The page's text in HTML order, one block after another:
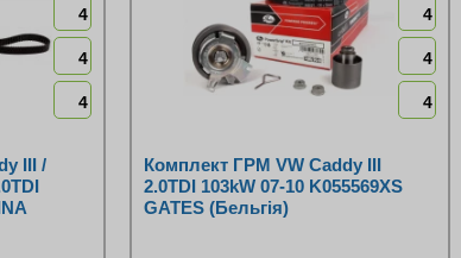
4
4
4
III /
4
4
4
Комплект ГРМ VW Caddy ІІІ
2.0TDI 103kW 07-10 K055569XS
GATES (Бельгія)